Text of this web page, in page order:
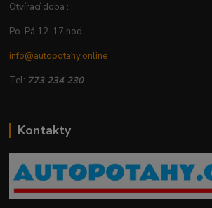
Otvírací doba :
Po-Pá 12-17 hod
info@autopotahy.online
Tel: 773 234 230
Kontakty